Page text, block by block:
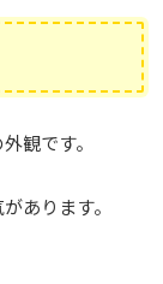
観です。
あります。